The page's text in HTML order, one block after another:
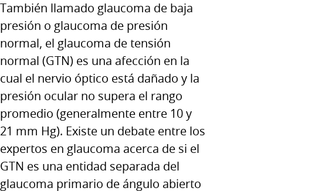
También llamado glaucoma de baja
presión o glaucoma de presión
normal, el glaucoma de tensión
normal (GTN) es una afección en la
cual el nervio óptico está dañado y la
presión ocular no supera el rango
promedio (generalmente entre 10 y
21 mm Hg). Existe un debate entre los
expertos en glaucoma acerca de si el
GTN es una entidad separada del
glaucoma primario de ángulo abierto